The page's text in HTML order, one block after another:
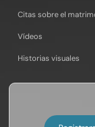
Citas sobre el
Vídeos
Historias visuales